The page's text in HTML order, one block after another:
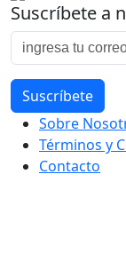
Suscríbete a
Sobre
Términos y
Contacto